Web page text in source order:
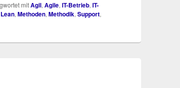
mitAgil,Agile,IT-Betrieb,IT-
Lean,Methoden,Methodik,Support,